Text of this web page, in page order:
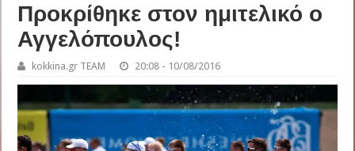
Προκρίθηκε στον ημιτελικό ο
Αγγελόπουλος!
kokkina.gr TEAM 20:08 - 10/08/2016